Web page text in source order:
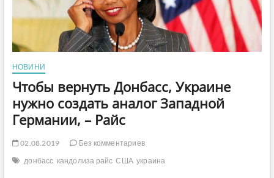
НОВИНИ
Чтобы вернуть Донбасс, Украине
нужно создать аналог Западной
Германии, – Райс
02.08.2019
Без комментариев
донбасс кандолиза райс США украина